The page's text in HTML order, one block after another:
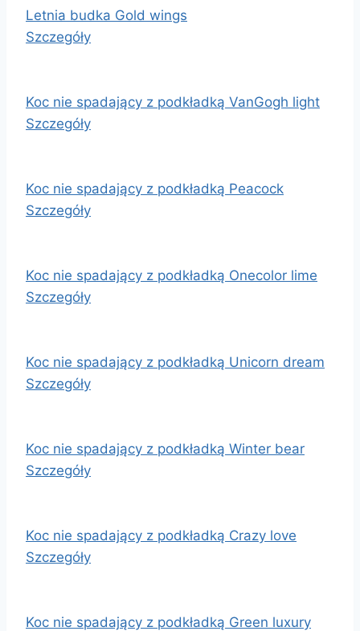
Letnia budka Gold wings
Szczegóły
Koc nie spadający z podkładką VanGogh light
Szczegóły
Koc nie spadający z podkładką Peacock
Szczegóły
Koc nie spadający z podkładką Onecolor lime
Szczegóły
Koc nie spadający z podkładką Unicorn dream
Szczegóły
Koc nie spadający z podkładką Winter bear
Szczegóły
Koc nie spadający z podkładką Crazy love
Szczegóły
Koc nie spadający z podkładką Green luxury